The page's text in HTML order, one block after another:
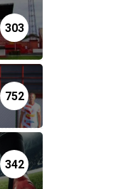
303
752
342